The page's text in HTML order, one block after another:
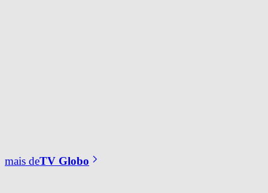
mais deTV Globo